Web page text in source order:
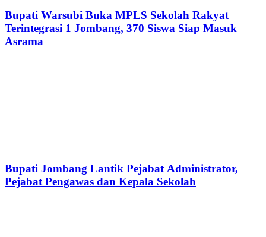
Bupati Warsubi Buka MPLS Sekolah Rakyat
Terintegrasi 1 Jombang, 370 Siswa Siap Masuk
Asrama
Bupati Jombang Lantik Pejabat Administrator,
Pejabat Pengawas dan Kepala Sekolah